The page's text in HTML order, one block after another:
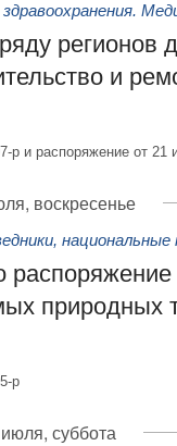
регионов
и
р и распоряжение от
воскресенье
национальные
природных
р
суббота